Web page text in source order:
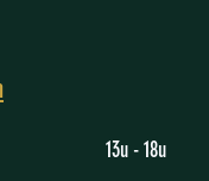
13u - 18u